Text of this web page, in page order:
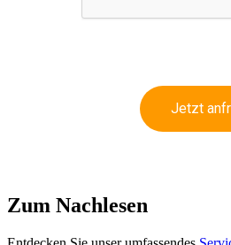
Jetzt
Zum Nachlesen